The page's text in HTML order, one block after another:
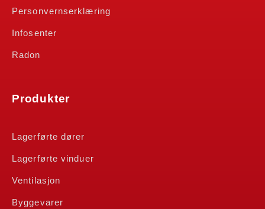
Personvernserklæring
Infosenter
Radon
Produkter
Lagerførte dører
Lagerførte vinduer
Ventilasjon
Byggevarer